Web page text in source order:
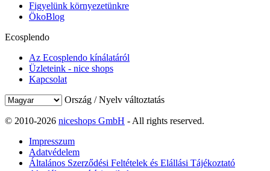
Figyelünk környezetünkre
ÖkoBlog
Ecosplendo
Az Ecosplendo kínálatáról
Üzleteink - nice shops
Kapcsolat
Ország / Nyelv változtatás
© 2010-2026 niceshops GmbH - All rights reserved.
Impresszum
Adatvédelem
Általános Szerződési Feltételek és Elállási Tájékoztató